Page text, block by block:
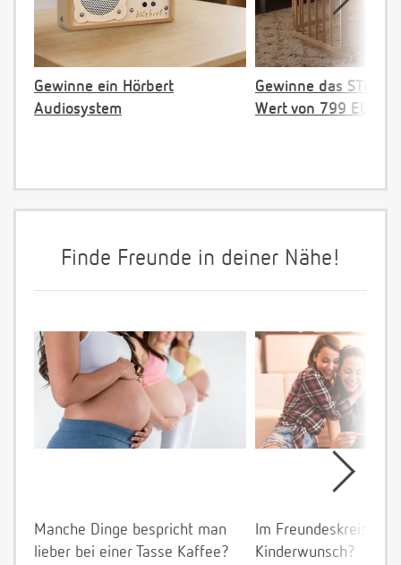
Gewinne ein Hörbert
Audiosystem
Gewinne das
Wert von 799 EUR
Finde Freunde in deiner Nähe!
Manche Dinge bespricht man
lieber bei einer Tasse Kaffee?
Im Freundeskreis
Kinderwunsch?